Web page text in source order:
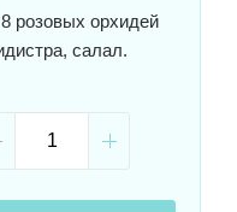
розовых орхидей
салал.